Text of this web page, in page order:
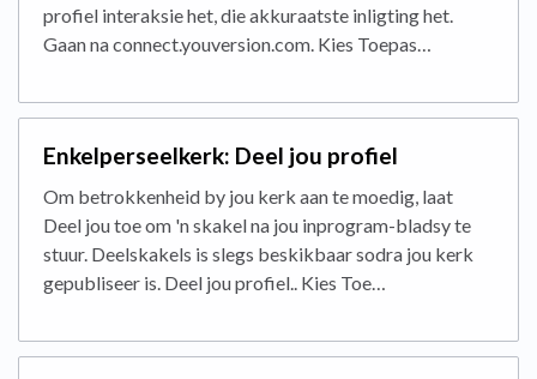
profiel interaksie het, die akkuraatste inligting het.
Gaan na connect.youversion.com. Kies Toepas…
Enkelperseelkerk: Deel jou profiel
Om betrokkenheid by jou kerk aan te moedig, laat
Deel jou toe om 'n skakel na jou inprogram-bladsy te
stuur. Deelskakels is slegs beskikbaar sodra jou kerk
gepubliseer is. Deel jou profiel.. Kies Toe…